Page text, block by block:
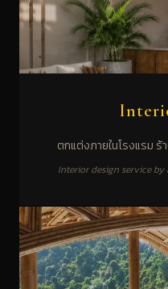
ตกแต่งภายในโรงแรม ร้
Interior design service